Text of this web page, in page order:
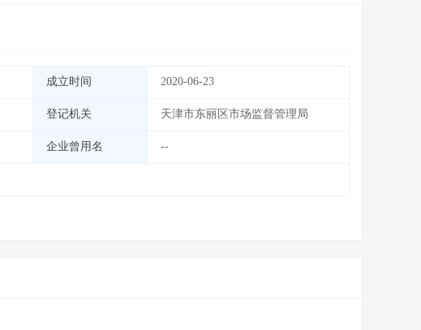
成立时间 2020-06-23
登记机关 天津市东丽区市场监督管理局
企业曾用名 --